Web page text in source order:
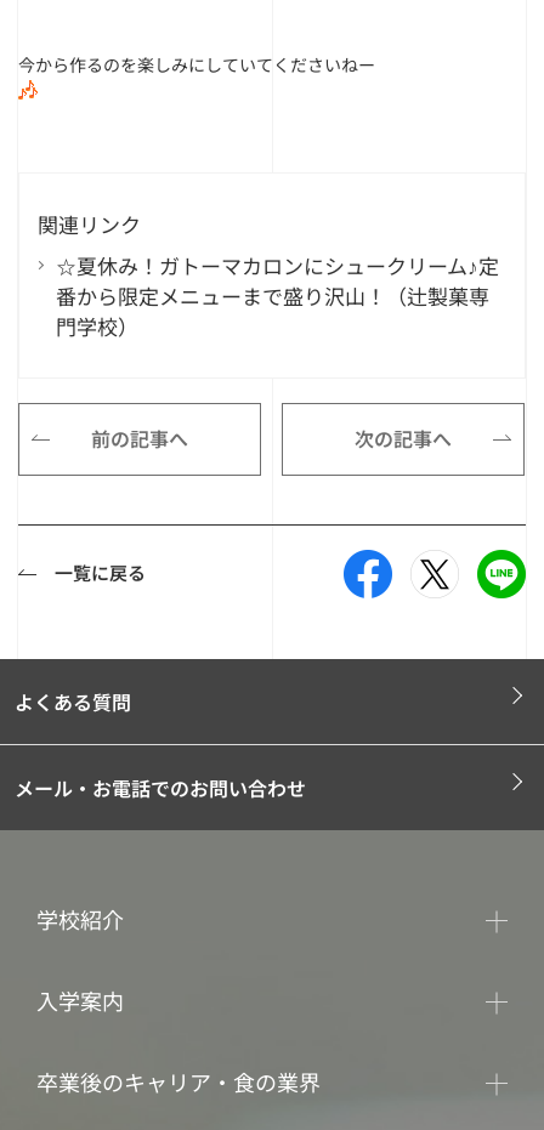
今から作るのを楽しみにしていてくださいねー
関連リンク
☆夏休み！ガトーマカロンにシュークリーム♪定
番から限定メニューまで盛り沢山！（辻製菓専
門学校）
前の記事へ 次の記事へ
一覧に戻る
よくある質問
メール・お電話でのお問い合わせ
学校紹介
入学案内
卒業後のキャリア・食の業界